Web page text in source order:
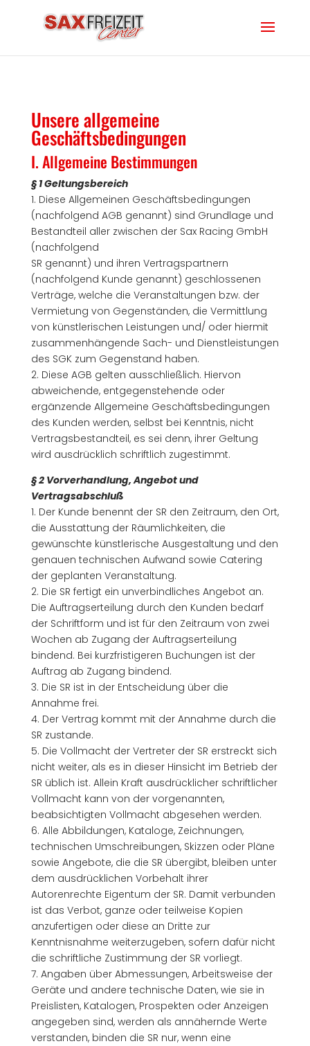
Unsere allgemeine
Geschäftsbedingungen
I. Allgemeine Bestimmungen
§ 1 Geltungsbereich
1. Diese Allgemeinen Geschäftsbedingungen
(nachfolgend AGB genannt) sind Grundlage und
Bestandteil aller zwischen der Sax Racing GmbH
(nachfolgend
SR genannt) und ihren Vertragspartnern
(nachfolgend Kunde genannt) geschlossenen
Verträge, welche die Veranstaltungen bzw. der
Vermietung von Gegenständen, die Vermittlung
von künstlerischen Leistungen und/ oder hiermit
zusammenhängende Sach- und Dienstleistungen
des SGK zum Gegenstand haben.
2. Diese AGB gelten ausschließlich. Hiervon
abweichende, entgegenstehende oder
ergänzende Allgemeine Geschäftsbedingungen
des Kunden werden, selbst bei Kenntnis, nicht
Vertragsbestandteil, es sei denn, ihrer Geltung
wird ausdrücklich schriftlich zugestimmt.
§ 2 Vorverhandlung, Angebot und
Vertragsabschluß
1. Der Kunde benennt der SR den Zeitraum, den Ort,
die Ausstattung der Räumlichkeiten, die
gewünschte künstlerische Ausgestaltung und den
genauen technischen Aufwand sowie Catering
der geplanten Veranstaltung.
2. Die SR fertigt ein unverbindliches Angebot an.
Die Auftragserteilung durch den Kunden bedarf
der Schriftform und ist für den Zeitraum von zwei
Wochen ab Zugang der Auftragserteilung
bindend. Bei kurzfristigeren Buchungen ist der
Auftrag ab Zugang bindend.
3. Die SR ist in der Entscheidung über die
Annahme frei.
4. Der Vertrag kommt mit der Annahme durch die
SR zustande.
5. Die Vollmacht der Vertreter der SR erstreckt sich
nicht weiter, als es in dieser Hinsicht im Betrieb der
SR üblich ist. Allein Kraft ausdrücklicher schriftlicher
Vollmacht kann von der vorgenannten,
beabsichtigten Vollmacht abgesehen werden.
6. Alle Abbildungen, Kataloge, Zeichnungen,
technischen Umschreibungen, Skizzen oder Pläne
sowie Angebote, die die SR übergibt, bleiben unter
dem ausdrücklichen Vorbehalt ihrer
Autorenrechte Eigentum der SR. Damit verbunden
ist das Verbot, ganze oder teilweise Kopien
anzufertigen oder diese an Dritte zur
Kenntnisnahme weiterzugeben, sofern dafür nicht
die schriftliche Zustimmung der SR vorliegt.
7. Angaben über Abmessungen, Arbeitsweise der
Geräte und andere technische Daten, wie sie in
Preislisten, Katalogen, Prospekten oder Anzeigen
angegeben sind, werden als annähernde Werte
verstanden, binden die SR nur, wenn eine